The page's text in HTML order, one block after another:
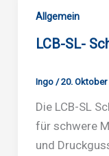
Allgemein
LCB-SL-
Ingo /20. Oktober
Die LCB-SL
für schwere
und